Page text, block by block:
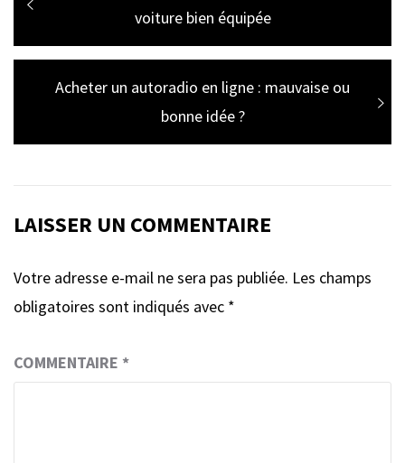
voiture bien équipée
Next
Acheter un autoradio en ligne : mauvaise ou
bonne idée ?
LAISSER UN COMMENTAIRE
Votre adresse e-mail ne sera pas publiée. Les champs
obligatoires sont indiqués avec *
COMMENTAIRE *